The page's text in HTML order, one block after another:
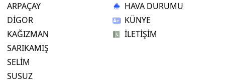
ARPAÇAY
DİGOR
KAĞIZMAN
SARIKAMIŞ
SELİM
SUSUZ
HAVA DURUMU
KÜNYE
İLETİŞİM